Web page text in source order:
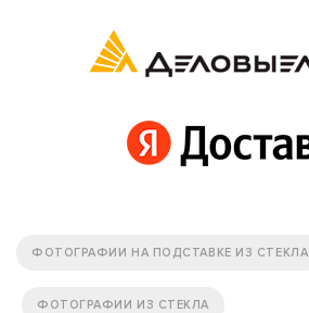
ФОТОГРАФИИ НА ПОДСТАВКЕ ИЗ СТЕКЛА
ФОТОГРАФИИ ИЗ СТЕКЛА